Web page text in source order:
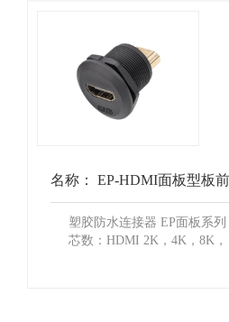
名称： EP-HDMI面板型板
塑胶防水连接器 EP面板系
芯数：HDMI 2K，4K，8K，